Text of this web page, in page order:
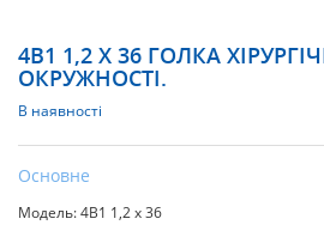
4В1 1,2 Х 36 ГОЛКА
ОКРУЖНОСТІ.
В наявності
Основне
Модель: 4В1 1,2 х 36